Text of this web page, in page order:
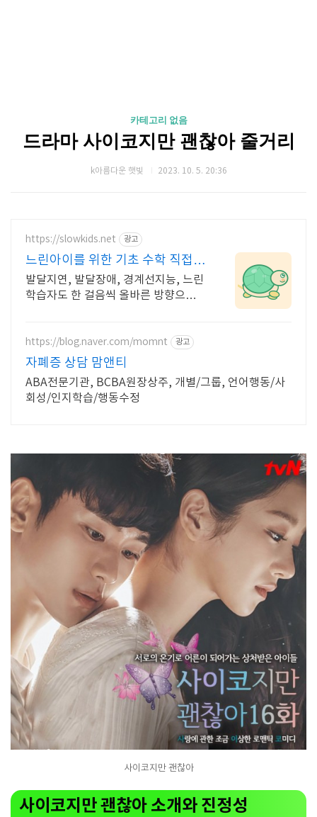
카테고리 없음
드라마 사이코지만 괜찮아 줄거리
k아름다운 햇빛 2023. 10. 5. 20:36
https://slowkids.net 광고
느린아이를 위한 기초 수학 직접
교육 경험으로 만든 앱
발달지연, 발달장애, 경계선지능, 느린
학습자도 한 걸음씩 올바른 방향으로
https://blog.naver.com/momnt 광고
자폐증 상담 맘앤티
ABA전문기관, BCBA원장상주, 개별/그룹, 언어행동/사
회성/인지학습/행동수정
사이코지만 괜찮아
사이코지만 괜찮아 소개와 진정성